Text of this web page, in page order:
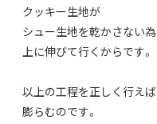
クッキー生地が
シュー生地を乾かさない為
上に伸びて行くからです。
以上の工程を正しく行えば
膨らむのです。